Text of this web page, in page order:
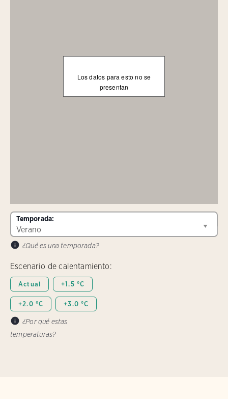
Los datos para esto no se
presentan
Temporada:
¿Qué es una temporada?
Escenario de calentamiento:
Actual +1.5 °C
+2.0 °C +3.0 °C
¿Por qué estas
temperaturas?